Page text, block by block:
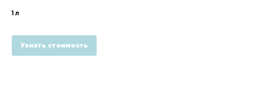
1 л
Узнать стоимость